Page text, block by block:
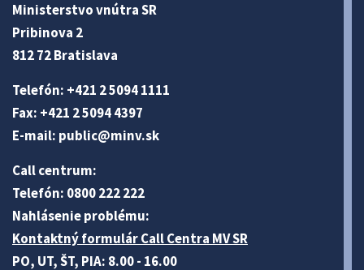
Ministerstvo vnútra SR
Pribinova 2
812 72 Bratislava
Telefón: +421 2 5094 1111
Fax: +421 2 5094 4397
E-mail: public@minv.sk
Call centrum:
Telefón: 0800 222 222
Nahlásenie problému:
Kontaktný formulár Call Centra MV SR
PO, UT, ŠT, PIA: 8.00 - 16.00